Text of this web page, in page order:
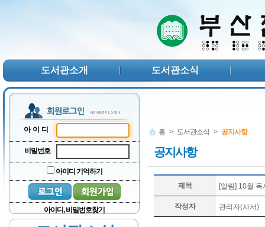
도서관소개 도서관소식
아이디
비밀번호
아이디 기억하기
아이디, 비밀번호찾기
홈 > 도서관소식 > 공지사항
공지사항
제목 [알림] 10월
작성자 관리자(사서)